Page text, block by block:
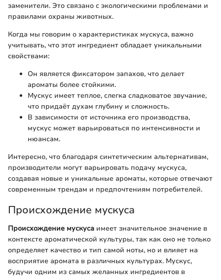
заменители. Это связано с экологическими проблемами и
правилами охраны животных.
Когда мы говорим о характеристиках мускуса, важно
учитывать, что этот ингредиент обладает уникальными
свойствами:
Он является фиксатором запахов, что делает
ароматы более стойкими.
Мускус имеет теплое, слегка сладковатое звучание,
что придаёт духам глубину и сложность.
В зависимости от источника его производства,
мускус может варьироваться по интенсивности и
нюансам.
Интересно, что благодаря синтетическим альтернативам,
производители могут варьировать подачу мускуса,
создавая новые и уникальные ароматы, которые отвечают
современным трендам и предпочтениям потребителей.
Происхождение мускуса
Происхождение мускуса имеет значительное значение в
контексте ароматической культуры, так как оно не только
определяет качество и тип самой ноты, но и влияет на
восприятие аромата в различных культурах. Мускус,
будучи одним из самых желанных ингредиентов в